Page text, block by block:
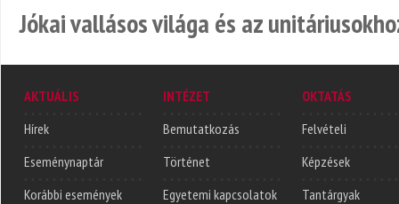
Jókai vallásos világa és az
AKTUÁLIS
Hírek
Eseménynaptár
Korábbi események
INTÉZET
Bemutatkozás
Történet
Egyetemi kapcsolatok
OKTATÁS
Felvételi
Képzések
Tantárgyak